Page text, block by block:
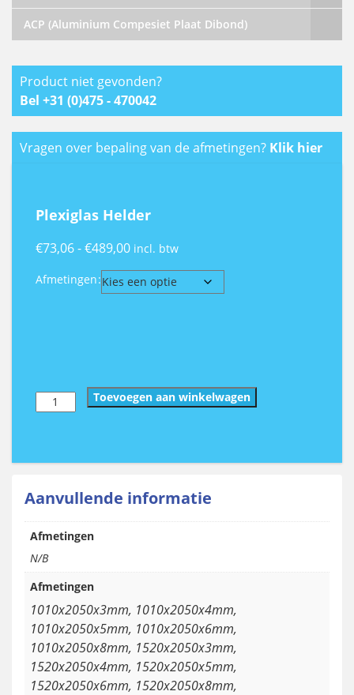
ACP (Aluminium Compesiet Plaat Dibond)
Product niet gevonden?
Bel +31 (0)475 - 470042
Vragen over bepaling van de afmetingen? Klik hier
Plexiglas Helder
€73,06-€489,00Prijsklasse:
€73,06
tot
incl. btw
Afmetingen
Plexiglas
Helder
Toevoegen aan winkelwagen
Aanvullende informatie
Afmetingen
N/B
Afmetingen
1010x2050x3mm, 1010x2050x4mm,
1010x2050x5mm, 1010x2050x6mm,
1010x2050x8mm, 1520x2050x3mm,
1520x2050x4mm, 1520x2050x5mm,
1520x2050x6mm, 1520x2050x8mm,